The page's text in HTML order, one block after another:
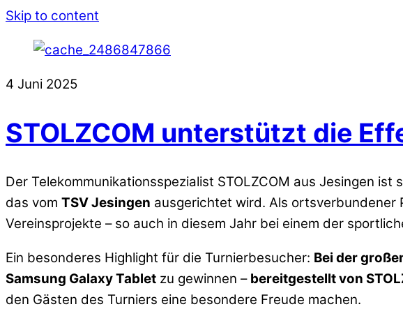
Skip to content
4 Juni 2025
STOLZCOM unterstützt die
Der Telekommunikationsspezialist STOLZCOM aus Jesingen
das vom TSV Jesingen ausgerichtet wird. Als ortsverbundener
Vereinsprojekte – so auch in diesem Jahr bei einem der
Ein besonderes Highlight für die Turnierbesucher: Bei der
Samsung Galaxy Tablet zu gewinnen – bereitgestellt von
den Gästen des Turniers eine besondere Freude machen.